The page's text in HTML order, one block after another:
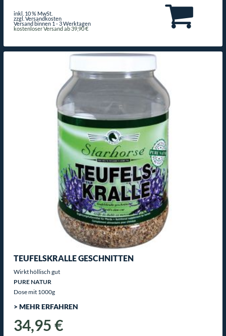
inkl. 10 % MwSt.
zzgl. Versandkosten
Versand binnen 1 - 3 Werktagen
kostenloser Versand ab 39,90 €
TEUFELSKRALLE GESCHNITTEN
Wirkt höllisch gut
PURE NATUR
Dose mit 1000g
> MEHR ERFAHREN
34,95 €